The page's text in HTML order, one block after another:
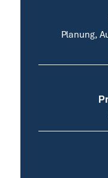
Planung,